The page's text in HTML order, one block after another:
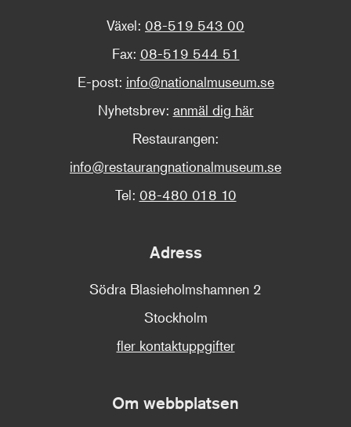
Växel: 08-519 543 00
Fax: 08-519 544 51
E-post: info@nationalmuseum.se
Nyhetsbrev: anmäl dig här
Restaurangen:
info@restaurangnationalmuseum.se
Tel: 08-480 018 10
Adress
Södra Blasieholmshamnen 2
Stockholm
fler kontaktuppgifter
Om webbplatsen